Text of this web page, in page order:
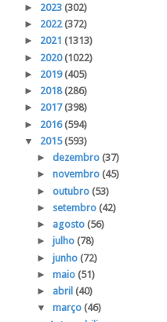
► 2023 (302)
► 2022(372)
► 2021 (1313)
► 2020(1022)
► 2019(405)
► 2018(286)
► 2017(398)
► 2016(594)
▼ 2015(593)
► dezembro (37)
► novembro (45)
► outubro (53)
► setembro (42)
► agosto (56)
► julho (78)
► junho (72)
► maio (51)
► abril (40)
▼ março (46)